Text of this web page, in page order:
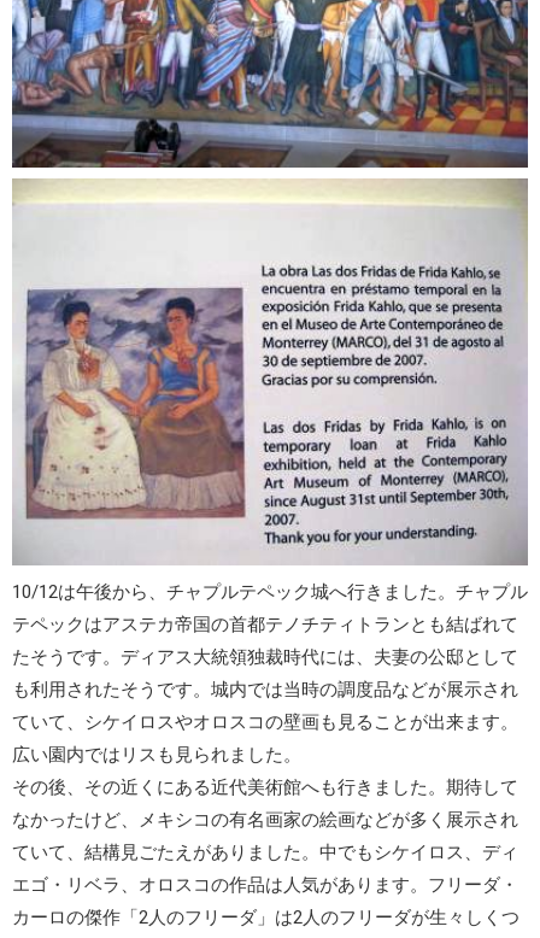
10/12は午後から、 チャプルテペック城へ行きました。チャプル
テペックはアステカ帝国の首都テノチティトランとも結ばれて
たそうです。ディアス大統領独裁時代には、夫妻の公邸として
も利用されたそうです。城内では当時の調度品などが展示され
ていて、シケイロスやオロスコの壁画も見ることが出来ます。
広い園内ではリスも見られました。
その後、その近くにある近代美術館へも行きました。期待して
なかったけど、メキシコの有名画家の絵画などが多く展示され
ていて、結構見ごたえがありました。中でもシケイロス 、 ディ
エゴ・リベラ 、 オロスコの作品は人気があります。フリーダ・
カーロの傑作「2人のフリーダ 」は2人のフリーダが生々しくつ